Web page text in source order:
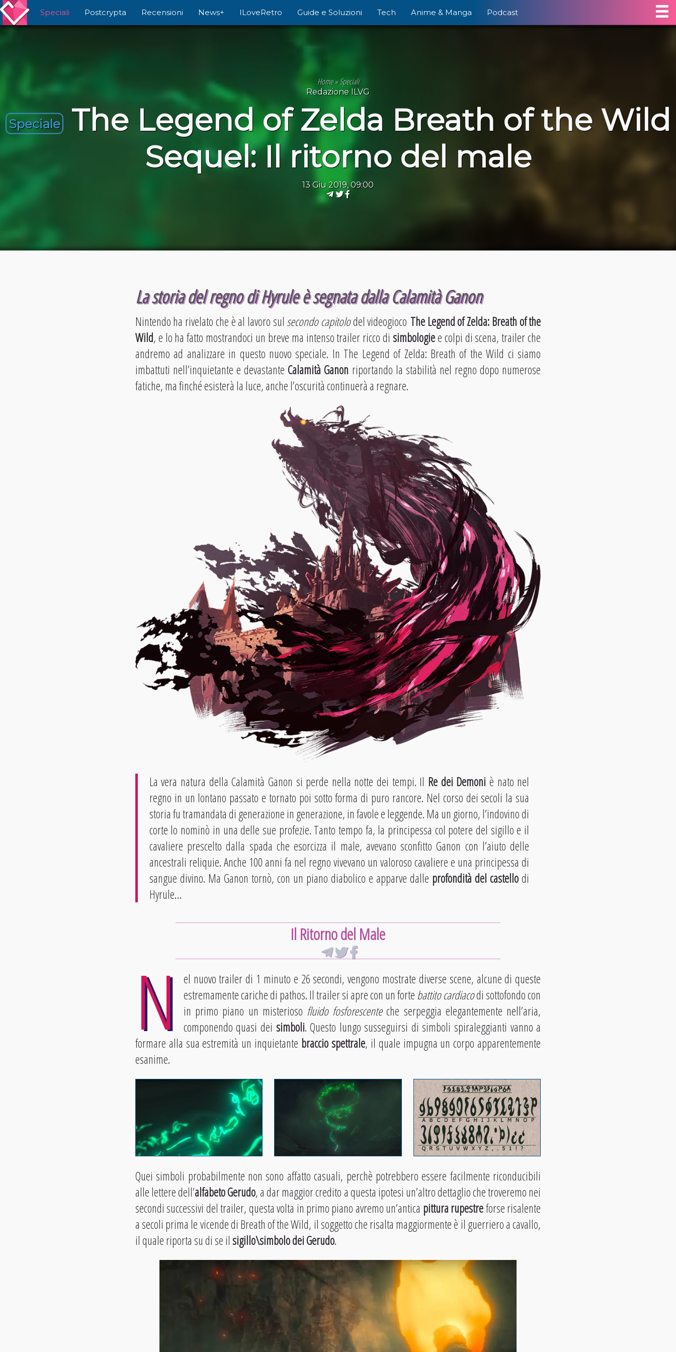
Speciali Postcrypta Recensioni News+ ILoveRetro Guide e Soluzioni Tech Anime & Manga Podcast
Home»Speciali
Redazione ILVG
Speciale
The Legend of Zelda Breath of the Wild
Sequel: Il ritorno del male
13 Giu 2019, 09:00
La storia del regno di Hyrule è segnata dalla Calamità Ganon
Nintendo ha rivelato che è al lavoro sul secondo capitolodel videogioco The Legend of Zelda: Breath of the
Wild, e lo ha fatto mostrandoci un breve ma intenso trailer ricco disimbologiee colpi di scena, trailer che
andremo ad analizzare in questo nuovo speciale. In The Legend of Zelda: Breath of the Wild ci siamo
imbattuti nell’inquietante e devastanteCalamità Ganon riportando la stabilità nel regno dopo numerose
fatiche, ma finché esisterà la luce, anche l’oscurità continuerà a regnare.
La vera natura della Calamità Ganon si perde nella notte dei tempi. Il Re dei Demoni è nato nel
regno in un lontano passato e tornato poi sotto forma di puro rancore. Nel corso dei secoli la sua
storia fu tramandata di generazione in generazione, in favole e leggende. Ma un giorno, l’indovino di
corte lo nominò in una delle sue profezie. Tanto tempo fa, la principessa col potere del sigillo e il
cavaliere prescelto dalla spada che esorcizza il male, avevano sconfitto Ganon con l’aiuto delle
ancestrali reliquie. Anche 100 anni fa nel regno vivevano un valoroso cavaliere e una principessa di
sangue divino. Ma Ganon tornò, con un piano diabolico e apparve dalle profondità del castellodi
Hyrule…
Il Ritorno del Male
N
el nuovo trailer di 1 minuto e 26 secondi, vengono mostrate diverse scene, alcune di queste
estremamente cariche di pathos. Il trailer si apre con un fortebattito cardiacodi sottofondo con
in primo piano un misterioso fluido fosforescenteche serpeggia elegantemente nell’aria,
componendo quasi dei simboli. Questo lungo susseguirsi di simboli spiraleggianti vanno a
formare alla sua estremità un inquietante braccio spettrale, il quale impugna un corpo apparentemente
esanime.
Quei simboli probabilmente non sono affatto casuali, perchè potrebbero essere facilmente riconducibili
alle lettere dell’alfabeto Gerudo, a dar maggior credito a questa ipotesi un’altro dettaglio che troveremo nei
secondi successivi del trailer, questa volta in primo piano avremo un’antica pittura rupestreforse risalente
a secoli prima le vicende di Breath of the Wild, il soggetto che risalta maggiormente è il guerriero a cavallo,
il quale riporta su di se ilsigillo\simbolo dei Gerudo.